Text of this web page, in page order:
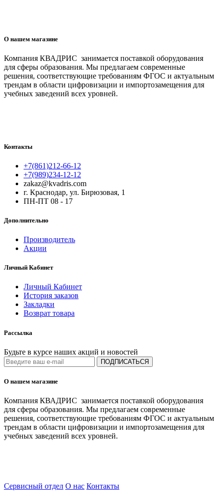
О нашем магазине
Компания КВАДРИС занимается поставкой оборудования
для сферы образования. Мы предлагаем современные
решения, соответствующие требованиям ФГОС и актуальным
трендам в области цифровизации и импортозамещения для
учебных заведений всех уровней.
Контакты
+7(861)212-66-12
+7(989)234-12-12
zakaz@kvadris.com
г. Краснодар, ул. Бирюзовая, 1
ПН-ПТ 08 - 17
Дополнительно
Производитель
Акции
Личный Кабинет
Личный Кабинет
История заказов
Закладки
Возврат товара
Рассылка
Будьте в курсе наших акций и новостей
ПОДПИСАТЬСЯ
О нашем магазине
Компания КВАДРИС занимается поставкой оборудования
для сферы образования. Мы предлагаем современные
решения, соответствующие требованиям ФГОС и актуальным
трендам в области цифровизации и импортозамещения для
учебных заведений всех уровней.
Сервисный отдел О нас Контакты